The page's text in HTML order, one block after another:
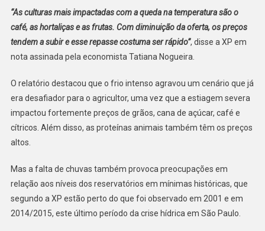
“As culturas mais impactadas com a queda na temperatura são o
café, as hortaliças e as frutas. Com diminuição da oferta, os preços
tendem a subir e esse repasse costuma ser rápido”, disse a XP em
nota assinada pela economista Tatiana Nogueira.
O relatório destacou que o frio intenso agravou um cenário que já
era desafiador para o agricultor, uma vez que a estiagem severa
impactou fortemente preços de grãos, cana de açúcar, café e
cítricos. Além disso, as proteínas animais também têm os preços
altos.
Mas a falta de chuvas também provoca preocupações em
relação aos níveis dos reservatórios em mínimas históricas, que
segundo a XP estão perto do que foi observado em 2001 e em
2014/2015, este último período da crise hídrica em São Paulo.